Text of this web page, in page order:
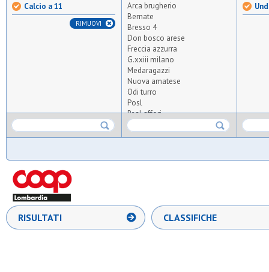
Calcio a 11
RIMUOVI
Arca brugherio
Bernate
Bresso 4
Don bosco arese
Freccia azzurra
G.xxiii milano
Medaragazzi
Nuova amatese
Odi turro
Posl
Real affori
S.carlo nova
S.chiara e francesco
S.valeria
Samma
Stella azzurra 56
RISULTATI CLASSIFICHE